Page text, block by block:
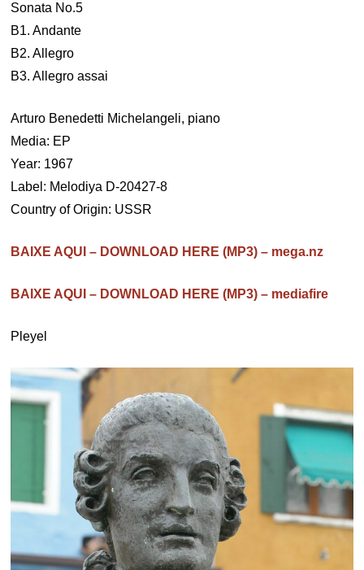
Sonata No.5
B1. Andante
B2. Allegro
B3. Allegro assai
Arturo Benedetti Michelangeli, piano
Media: EP
Year: 1967
Label: Melodiya D-20427-8
Country of Origin: USSR
BAIXE AQUI – DOWNLOAD HERE (MP3) – mega.nz
BAIXE AQUI – DOWNLOAD HERE (MP3) – mediafire
Pleyel